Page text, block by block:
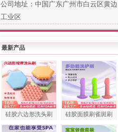
公司地址：中国广东广州市白云区黄边
工业区
最新产品
硅胶六边形洗头刷 硅胶面膜刷雀斑刷